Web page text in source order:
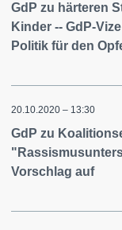
GdP zu härteren
Kinder -- GdP-
Politik für den
20.10.2020 – 13:30
GdP zu
Vorschlag auf